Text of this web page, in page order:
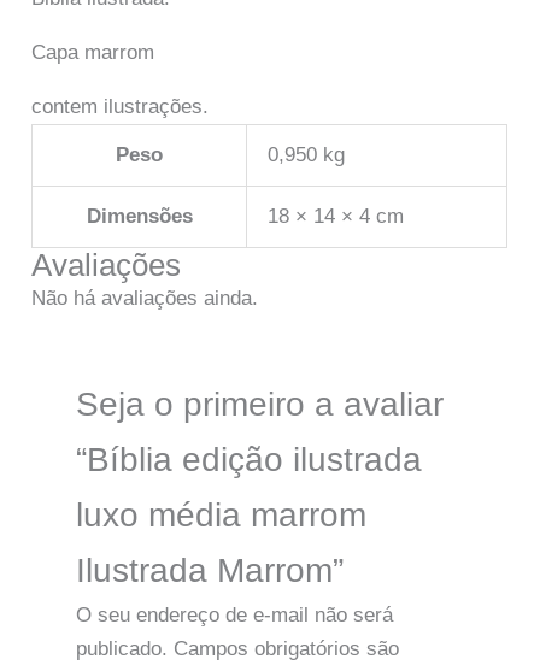
Capa marrom
contem ilustrações.
Peso 0,950 kg
Dimensões 18 × 14 × 4 cm
Avaliações
Não há avaliações ainda.
Seja o primeiro a avaliar
“Bíblia edição ilustrada
luxo média marrom
Ilustrada Marrom”
O seu endereço de e-mail não será
publicado. Campos obrigatórios são